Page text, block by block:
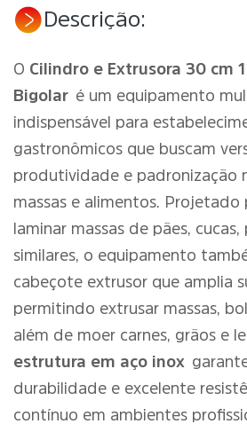
Descrição:
O Cilindro e Extrusora 30 cm
Bigolar é um equipamento
indispensável para
gastronômicos que buscam
produtividade e padronização
massas e alimentos. Projetado
laminar massas de pães,
similares, o equipamento
cabeçote extrusor que amplia
permitindo extrusar massas,
além de moer carnes, grãos e
estrutura em aço inox
durabilidade e excelente
contínuo em ambientes